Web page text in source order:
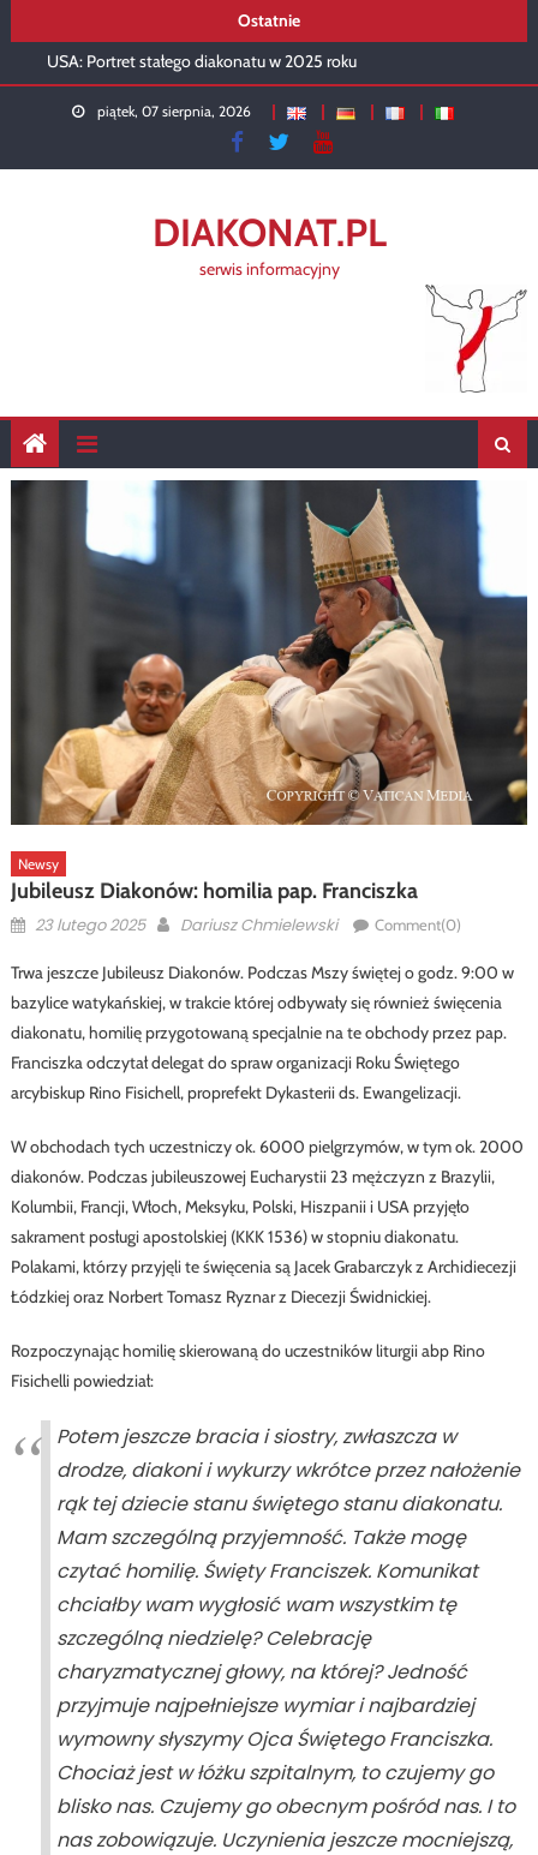
to
content
Ostatnie
Rekolekcje 2026 – podsumowanie
USA: Portret stałego diakonatu w 2025 roku
Diakon w liturgii kartuskiej
Rusza diakonat w Siedlcach
piątek, 07 sierpnia, 2026
DIAKONAT.PL
serwis informacyjny
Newsy
Jubileusz Diakonów: homilia pap. Franciszka
Posted
23 lutego 2025 Author
Dariusz Chmielewski Comment(0)
Trwa jeszcze Jubileusz Diakonów. Podczas Mszy świętej o godz. 9:00 w
bazylice watykańskiej, w trakcie której odbywały się również święcenia
diakonatu, homilię przygotowaną specjalnie na te obchody przez pap.
Franciszka odczytał delegat do spraw organizacji Roku Świętego
arcybiskup Rino Fisichell, proprefekt Dykasterii ds. Ewangelizacji.
W obchodach tych uczestniczy ok. 6000 pielgrzymów, w tym ok. 2000
diakonów. Podczas jubileuszowej Eucharystii 23 mężczyzn z Brazylii,
Kolumbii, Francji, Włoch, Meksyku, Polski, Hiszpanii i USA przyjęło
sakrament posługi apostolskiej (KKK 1536) w stopniu diakonatu.
Polakami, którzy przyjęli te święcenia są Jacek Grabarczyk z Archidiecezji
Łódzkiej oraz Norbert Tomasz Ryznar z Diecezji Świdnickiej.
Rozpoczynając homilię skierowaną do uczestników liturgii abp Rino
Fisichelli powiedział:
Potem jeszcze bracia i siostry, zwłaszcza w
drodze, diakoni i wykurzy wkrótce przez nałożenie
rąk tej dziecie stanu świętego stanu diakonatu.
Mam szczególną przyjemność. Także mogę
czytać homilię. Święty Franciszek. Komunikat
chciałby wam wygłosić wam wszystkim tę
szczególną niedzielę? Celebrację
charyzmatycznej głowy, na której? Jedność
przyjmuje najpełniejsze wymiar i najbardziej
wymowny słyszymy Ojca Świętego Franciszka.
Chociaż jest w łóżku szpitalnym, to czujemy go
blisko nas. Czujemy go obecnym pośród nas. I to
nas zobowiązuje. Uczynienia jeszcze mocniejszą,